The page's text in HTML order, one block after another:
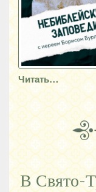
Читать…
В Свято-